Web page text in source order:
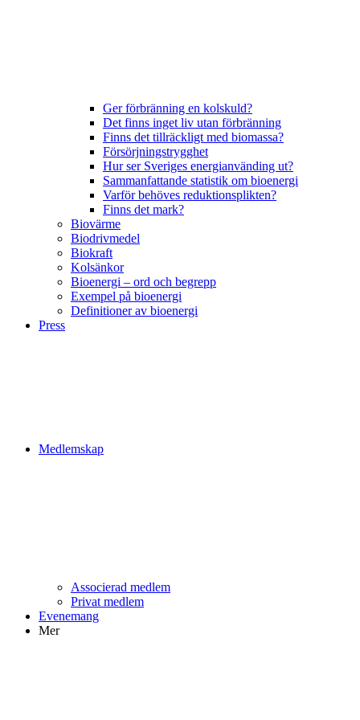
Ger förbränning en kolskuld?
Det finns inget liv utan förbränning
Finns det tillräckligt med biomassa?
Försörjningstrygghet
Hur ser Sveriges energianvänding ut?
Sammanfattande statistik om bioenergi
Varför behöves reduktionsplikten?
Finns det mark?
Biovärme
Biodrivmedel
Biokraft
Kolsänkor
Bioenergi – ord och begrepp
Exempel på bioenergi
Definitioner av bioenergi
Press
Medlemskap
Associerad medlem
Privat medlem
Evenemang
Mer